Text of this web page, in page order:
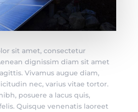
sit amet, consectetur
dignissim diam sit amet
Vivamus augue diam,
nec, varius vitae tortor.
posuere a lacus quis,
Quisque venenatis laoreet